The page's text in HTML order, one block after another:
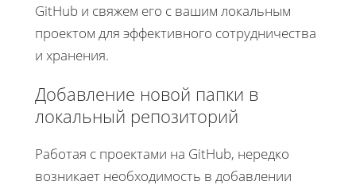
GitHub и свяжем его с вашим локальным
проектом для эффективного сотрудничества
и хранения.
Добавление новой папки в
локальный репозиторий
Работая с проектами на GitHub, нередко
возникает необходимость в добавлении